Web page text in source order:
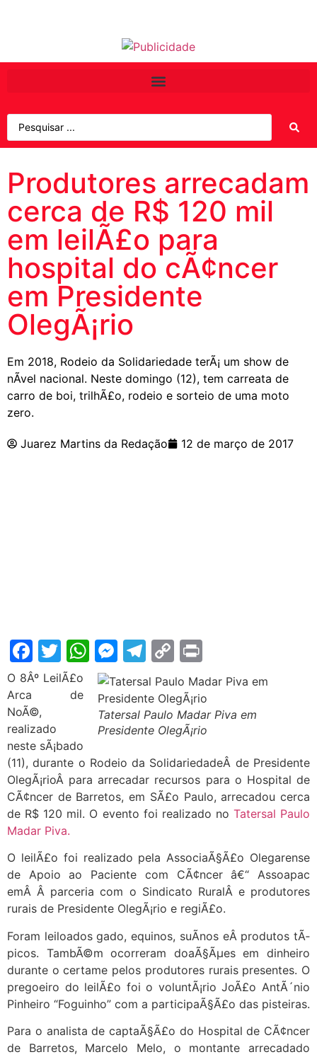
Produtores arrecadam
cerca de R$ 120 mil
em leilÃ£o para
hospital do cÃ¢ncer
em Presidente
OlegÃ¡rio
Em 2018, Rodeio da Solidariedade terÃ¡ um show de
nÃ­vel nacional. Neste domingo (12), tem carreata de
carro de boi, trilhÃ£o, rodeio e sorteio de uma moto
zero.
Juarez Martins da Redação 12 de março de 2017
Facebook
Twitter
WhatsApp
Messenger
Telegram
Copy
Link
Tatersal Paulo Madar Piva em
Presidente OlegÃ¡rio
O 8Âº LeilÃ£o
Arca de
NoÃ©,
realizado
neste sÃ¡bado
(11), durante o Rodeio da SolidariedadeÂ de Presidente
OlegÃ¡rioÂ para arrecadar recursos para o Hospital de
CÃ¢ncer de Barretos, em SÃ£o Paulo, arrecadou cerca
de R$ 120 mil. O evento foi realizado no Tatersal Paulo
Madar Piva.
O leilÃ£o foi realizado pela AssociaÃ§Ã£o Olegarense
de Apoio ao Paciente com CÃ¢ncer â€“ Assoapac
emÂ Â parceria com o Sindicato RuralÂ e produtores
rurais de Presidente OlegÃ¡rio e regiÃ£o.
Foram leiloados gado, equinos, suÃ­nos eÂ produtos tÃ­
picos. TambÃ©m ocorreram doaÃ§Ãµes em dinheiro
durante o certame pelos produtores rurais presentes. O
pregoeiro do leilÃ£o foi o voluntÃ¡rio JoÃ£o AntÃ´nio
Pinheiro “Foguinho” com a participaÃ§Ã£o das pisteiras.
Para o analista de captaÃ§Ã£o do Hospital de CÃ¢ncer
de Barretos, Marcelo Melo, o montante arrecadado